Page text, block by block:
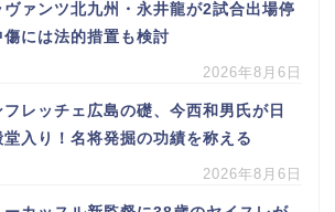
ヴァンツ北九州・永井龍が2試合出場停
には法的措置も検討
2026年8月6日
フレッチェ広島の礎、今西和男氏が日
入り！名将発掘の功績を称える
2026年8月6日